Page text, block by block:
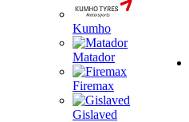
Kumho
Matador
Firemax
Gislaved